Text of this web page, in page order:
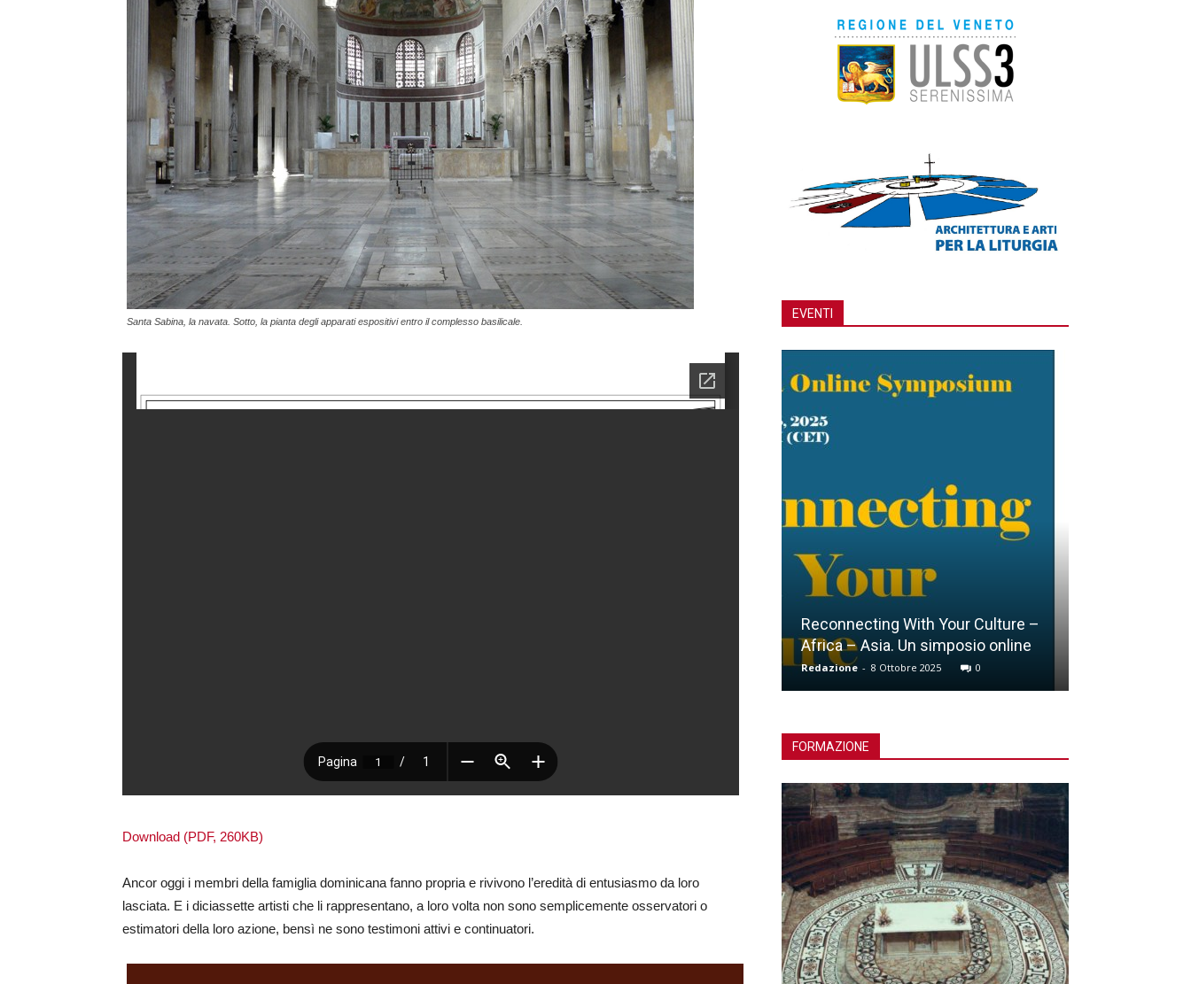
Santa Sabina, la navata. Sotto, la pianta degli apparati espositivi entro il complesso basilicale.
Download (PDF, 260KB)
Ancor oggi i membri della famiglia dominicana fanno propria e rivivono l’eredità di entusiasmo da loro
lasciata. E i diciassette artisti che li rappresentano, a loro volta non sono semplicemente osservatori o
estimatori della loro azione, bensì ne sono testimoni attivi e continuatori.
EVENTI
Lucca, Giubileo della Croce
Redazione - 15 Ottobre 2025
FORMAZIONE